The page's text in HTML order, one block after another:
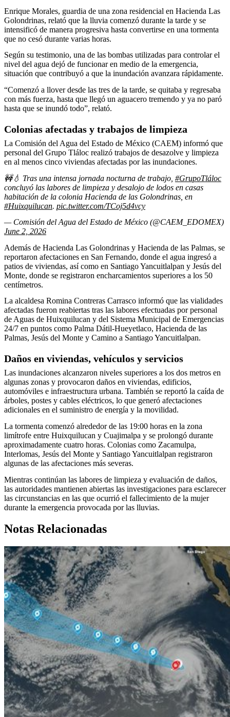
Enrique Morales, guardia de una zona residencial en Hacienda Las
Golondrinas, relató que la lluvia comenzó durante la tarde y se
intensificó de manera progresiva hasta convertirse en una tormenta
que no cesó durante varias horas.
Según su testimonio, una de las bombas utilizadas para controlar el
nivel del agua dejó de funcionar en medio de la emergencia,
situación que contribuyó a que la inundación avanzara rápidamente.
“Comenzó a llover desde las tres de la tarde, se quitaba y regresaba
con más fuerza, hasta que llegó un aguacero tremendo y ya no paró
hasta que se inundó todo”, relató.
Colonias afectadas y trabajos de limpieza
La Comisión del Agua del Estado de México (CAEM) informó que
personal del Grupo Tláloc realizó trabajos de desazolve y limpieza
en al menos cinco viviendas afectadas por las inundaciones.
🚧💧 Tras una intensa jornada nocturna de trabajo, #GrupoTláloc
concluyó las labores de limpieza y desalojo de lodos en casas
habitación de la colonia Hacienda de las Golondrinas, en
#Huixquilucan. pic.twitter.com/TCoj5d4vcy
— Comisión del Agua del Estado de México (@CAEM_EDOMEX)
June 2, 2026
Además de Hacienda Las Golondrinas y Hacienda de las Palmas, se
reportaron afectaciones en San Fernando, donde el agua ingresó a
patios de viviendas, así como en Santiago Yancuitlalpan y Jesús del
Monte, donde se registraron encharcamientos superiores a los 50
centímetros.
La alcaldesa Romina Contreras Carrasco informó que las vialidades
afectadas fueron reabiertas tras las labores efectuadas por personal
de Aguas de Huixquilucan y del Sistema Municipal de Emergencias
24/7 en puntos como Palma Dátil-Hueyetlaco, Hacienda de las
Palmas, Jesús del Monte y Camino a Santiago Yancuitlalpan.
Daños en viviendas, vehículos y servicios
Las inundaciones alcanzaron niveles superiores a los dos metros en
algunas zonas y provocaron daños en viviendas, edificios,
automóviles e infraestructura urbana. También se reportó la caída de
árboles, postes y cables eléctricos, lo que generó afectaciones
adicionales en el suministro de energía y la movilidad.
La tormenta comenzó alrededor de las 19:00 horas en la zona
limítrofe entre Huixquilucan y Cuajimalpa y se prolongó durante
aproximadamente cuatro horas. Colonias como Zacamulpa,
Interlomas, Jesús del Monte y Santiago Yancuitlalpan registraron
algunas de las afectaciones más severas.
Mientras continúan las labores de limpieza y evaluación de daños,
las autoridades mantienen abiertas las investigaciones para esclarecer
las circunstancias en las que ocurrió el fallecimiento de la mujer
durante la emergencia provocada por las lluvias.
Notas Relacionadas